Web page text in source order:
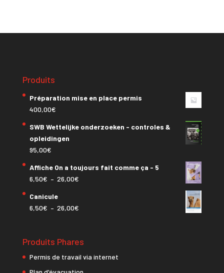
Produits
Préparation mise en place permis
400,00€
SWB Wettelijke onderzoeken - controles &
opleidingen
95,00€
Affiche On a toujours fait comme ça - 5
6,50€ – 26,00€Plage
6,50€
Canicule
6,50€ – 26,00€Plage
6,50€
à
Produits Phares
Permis de travail via internet